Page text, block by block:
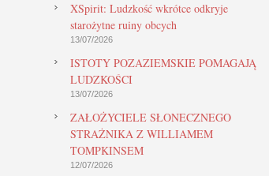
XSpirit: Ludzkość wkrótce odkryje
starożytne ruiny obcych
13/07/2026
ISTOTY POZAZIEMSKIE POMAGAJĄ
LUDZKOŚCI
13/07/2026
ZAŁOŻYCIELE SŁONECZNEGO
STRAŻNIKA Z WILLIAMEM
TOMPKINSEM
12/07/2026